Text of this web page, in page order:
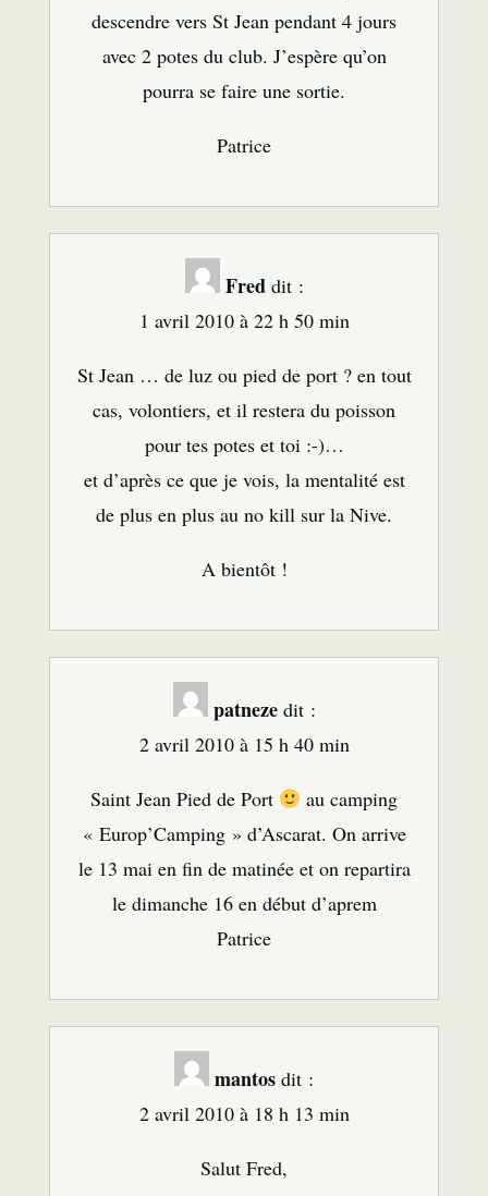
descendre vers St Jean pendant 4 jours
avec 2 potes du club. J’espère qu’on
pourra se faire une sortie.
Patrice
Fred dit :
1 avril 2010 à 22 h 50 min
St Jean … de luz ou pied de port ? en tout
cas, volontiers, et il restera du poisson
pour tes potes et toi :-)…
et d’après ce que je vois, la mentalité est
de plus en plus au no kill sur la Nive.
A bientôt !
patneze dit :
2 avril 2010 à 15 h 40 min
Saint Jean Pied de Port
au camping
« Europ’Camping » d’Ascarat. On arrive
le 13 mai en fin de matinée et on repartira
le dimanche 16 en début d’aprem
Patrice
mantos dit :
2 avril 2010 à 18 h 13 min
Salut Fred,